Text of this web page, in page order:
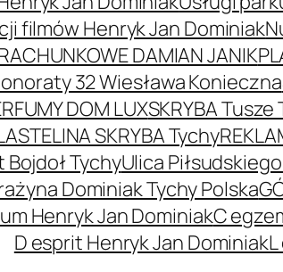
filmów Henryk Jan Dominiak
DAMIAN JANIK
32 Wiesława Konieczna
DOM LUXSKRYBA
SKRYBA Tychy
Bojdoł TychyUlica Piłsudskiego
Dominiak Tychy Polska
Henryk Jan DominiakC
D esprit Henryk Jan Dominiak